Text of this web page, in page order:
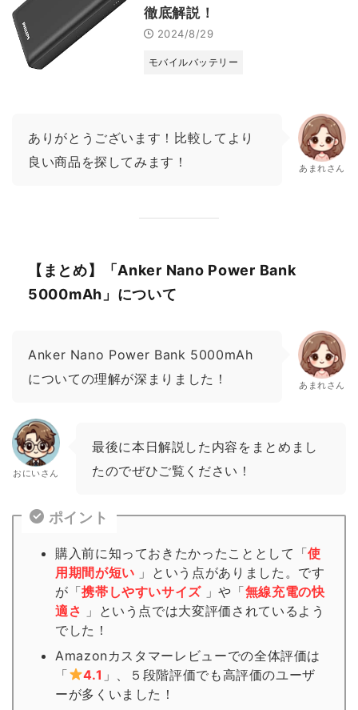
徹底解説！
2024/8/29
モバイルバッテリー
ありがとうございます！比較してより
良い商品を探してみます！
あまれさん
【まとめ】「Anker Nano Power Bank
5000mAh」について
Anker Nano Power Bank 5000mAh
についての理解が深まりました！
あまれさん
おにいさん
最後に本日解説した内容をまとめまし
たのでぜひご覧ください！
ポイント
購入前に知っておきたかったこととして「使
用期間が短い 」という点がありました。です
が「携帯しやすいサイズ 」や「無線充電の快
適さ
」という点では大変評価されているよう
でした！
Amazonカスタマーレビューでの全体評価は
「
4.1 」、５段階評価でも高評価のユーザ
ーが多くいました！